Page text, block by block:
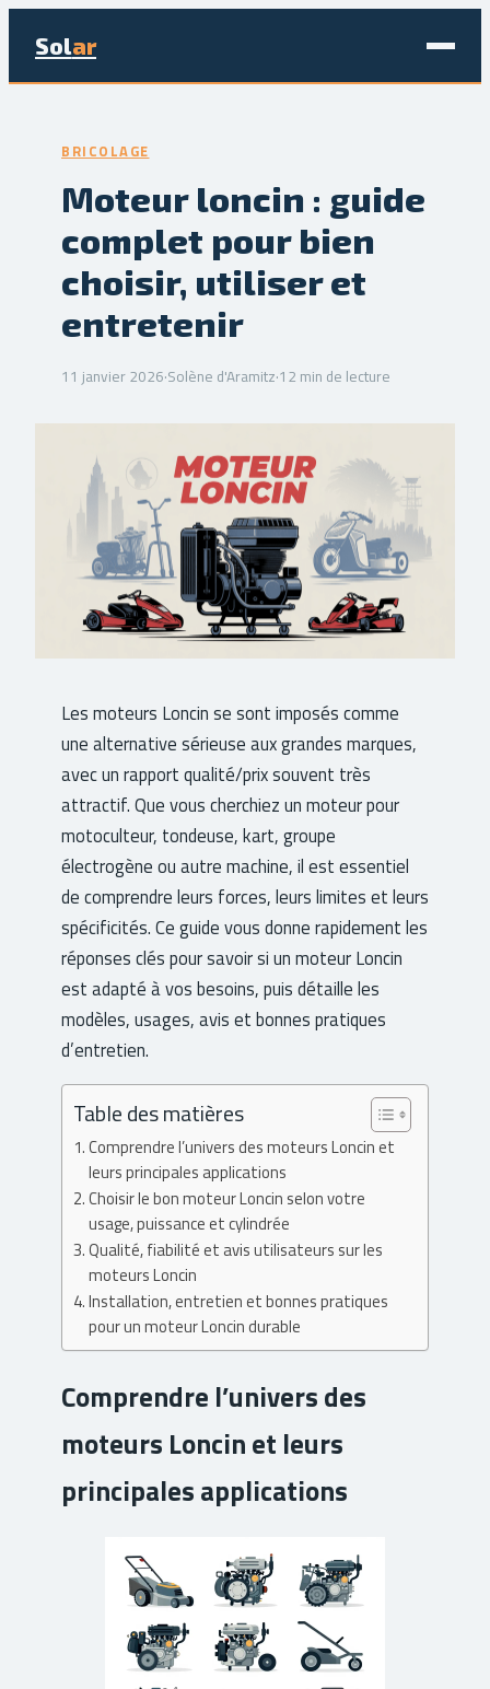
Solar
Bricolage
Écologie & Énergie
Jardinage
BRICOLAGE
Moteur loncin : guide
complet pour bien
choisir, utiliser et
entretenir
11 janvier 2026·Solène d'Aramitz·12 min de lecture
Les moteurs Loncin se sont imposés comme
une alternative sérieuse aux grandes marques,
avec un rapport qualité/prix souvent très
attractif. Que vous cherchiez un moteur pour
motoculteur, tondeuse, kart, groupe
électrogène ou autre machine, il est essentiel
de comprendre leurs forces, leurs limites et leurs
spécificités. Ce guide vous donne rapidement les
réponses clés pour savoir si un moteur Loncin
est adapté à vos besoins, puis détaille les
modèles, usages, avis et bonnes pratiques
d’entretien.
Table des matières
Comprendre l’univers des moteurs Loncin et
leurs principales applications
Choisir le bon moteur Loncin selon votre
usage, puissance et cylindrée
Qualité, fiabilité et avis utilisateurs sur les
moteurs Loncin
Installation, entretien et bonnes pratiques
pour un moteur Loncin durable
Comprendre l’univers des
moteurs Loncin et leurs
principales applications